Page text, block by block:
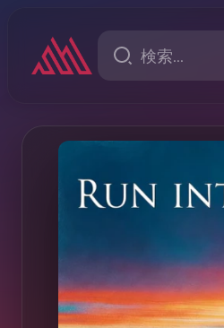
(TK & Kofu Remix)